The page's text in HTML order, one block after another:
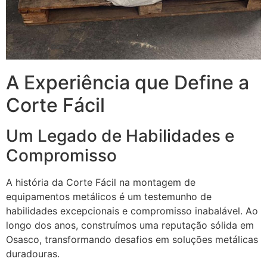
A Experiência que Define a
Corte Fácil
Um Legado de Habilidades e
Compromisso
A história da Corte Fácil na montagem de
equipamentos metálicos é um testemunho de
habilidades excepcionais e compromisso inabalável. Ao
longo dos anos, construímos uma reputação sólida em
Osasco, transformando desafios em soluções metálicas
duradouras.